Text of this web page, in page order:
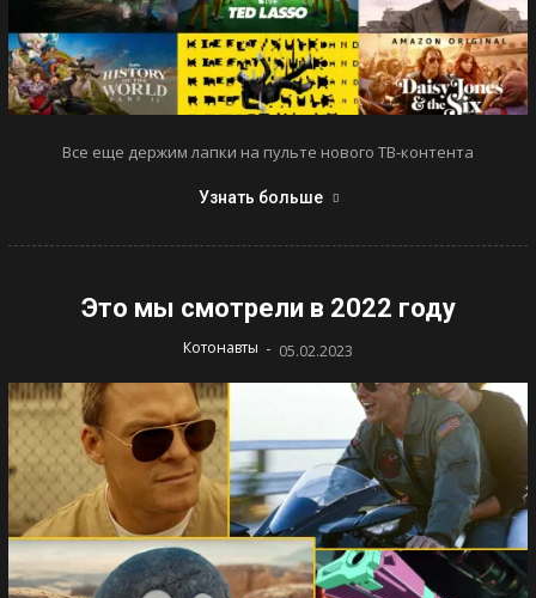
Все еще держим лапки на пульте нового ТВ-контента
Узнать больше
Это мы смотрели в 2022 году
Котонавты - 05.02.2023